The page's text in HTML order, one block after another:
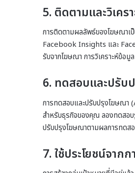
5. ติดตามและวิเคร
การติดตามผลลัพธ์ของโฆษณาเ
Facebook Insights และ
รับจากโฆษณา การวิเคราะห์ข้อมู
6. ทดสอบและปรับ
การทดสอบและปรับปรุงโฆษณา
สำหรับธุรกิจของคุณ ลองทดสอบ
ปรับปรุงโฆษณาตามผลการทดส
7. ใช้ประโยชน์จาก